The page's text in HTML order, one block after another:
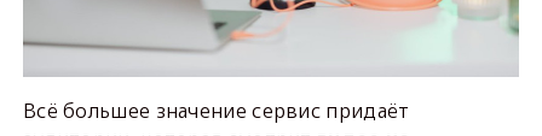
Всё большее значение сервис придаёт